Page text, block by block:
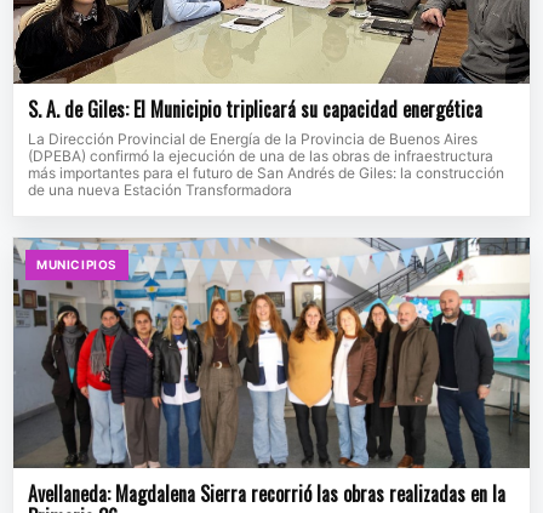
S. A. de Giles: El Municipio triplicará su capacidad energética
La Dirección Provincial de Energía de la Provincia de Buenos Aires
(DPEBA) confirmó la ejecución de una de las obras de infraestructura
más importantes para el futuro de San Andrés de Giles: la construcción
de una nueva Estación Transformadora
MUNICIPIOS
Avellaneda: Magdalena Sierra recorrió las obras realizadas en la